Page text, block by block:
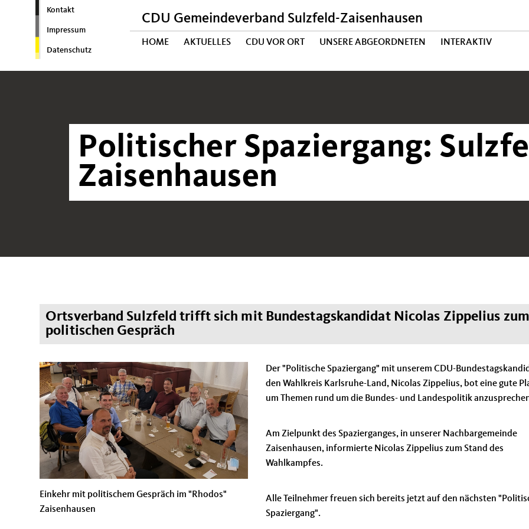
Kontakt
Impressum
Datenschutz
CDU Gemeindeverband Sulzfeld-Zaisenhausen
HOME AKTUELLES CDU VOR ORT UNSERE ABGEORDNETEN INTERAKTIV
Politischer Spaziergang:
Zaisenhausen
Ortsverband Sulzfeld trifft sich mit Bundestagskandidat Nicolas Zippelius zum
politischen Gespräch
Einkehr mit politischem Gespräch im "Rhodos"
Zaisenhausen
Der "Politische Spaziergang" mit unserem CDU-
den Wahlkreis Karlsruhe-Land, Nicolas Zippelius, bot eine gute
um Themen rund um die Bundes- und Landespolitik
Am Zielpunkt des Spazierganges, in unserer Nachbargemeinde
Zaisenhausen, informierte Nicolas Zippelius zum Stand des
Wahlkampfes.
Alle Teilnehmer freuen sich bereits jetzt auf den nächsten
Spaziergang".